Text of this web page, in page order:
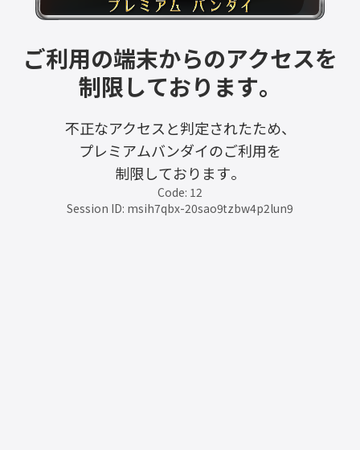
ご利用の端末からのアクセスを
制限しております。
不正なアクセスと判定されたため、
プレミアムバンダイのご利用を
制限しております。
Code: 12
Session ID: msih7qbx-20sao9tzbw4p2lun9